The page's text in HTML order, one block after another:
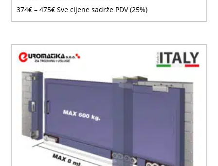
374€ – 475€Raspon
cijena:
374€
do
Sve cijene sadrže PDV (25%)